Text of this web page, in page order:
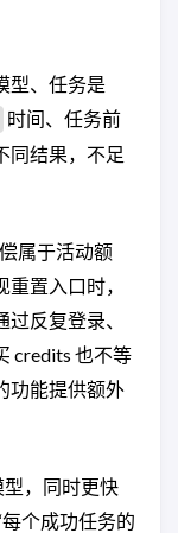
型、任务是
时间、任务前
同结果，不足
属于活动额
置入口时，
反复登录、
credits 也不等
功能提供额外
型，同时更快
个成功任务的